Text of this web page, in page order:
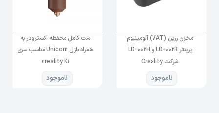
ارتفاع۴۷۰ میلیمتر یعنی حجمی
معادل 95/175 سانتیمتر مکعب
touch 16 نقطعه ای
مخزن رزین (VAT) آلومینیوم
پرینتر LD-002R و LD-002H
شرکت Creality
ناموجود
ست کامل محفظه اکسترودر به
همراه نازل Unicorn مناسب سری
creality K1
ناموجود